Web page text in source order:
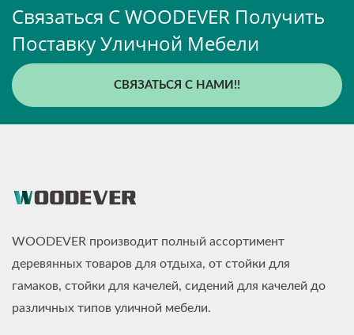
Связаться С WOODEVER Получить
Поставку Уличной Мебели
СВЯЗАТЬСЯ С НАМИ!!
WOODEVER производит полный ассортимент
деревянных товаров для отдыха, от стойки для
гамаков, стойки для качелей, сидений для качелей до
различных типов уличной мебели.